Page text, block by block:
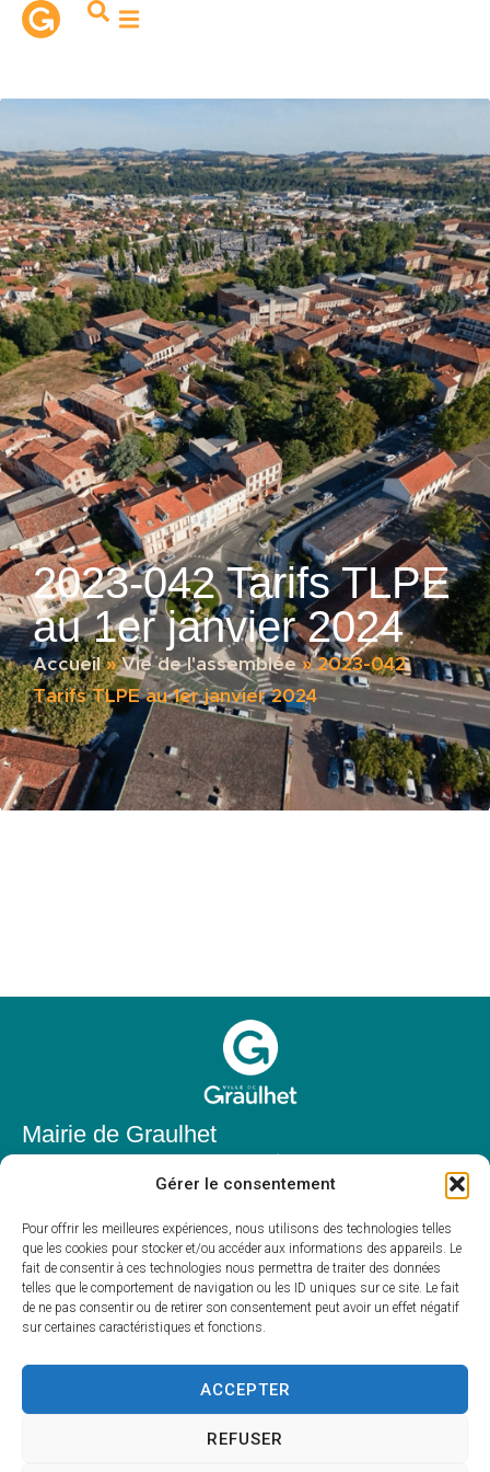
Gérer le consentement
Pour offrir les meilleures expériences, nous utilisons des technologies telles
que les cookies pour stocker et/ou accéder aux informations des appareils. Le
fait de consentir à ces technologies nous permettra de traiter des données
telles que le comportement de navigation ou les ID uniques sur ce site. Le fait
de ne pas consentir ou de retirer son consentement peut avoir un effet négatif
sur certaines caractéristiques et fonctions.
ACCEPTER
REFUSER
principal
2023-042 Tarifs TLPE
au 1er janvier 2024
Accueil»Vie de l'assemblée»2023-042
Tarifs TLPE au 1er janvier 2024
Mairie de Graulhet
81300 Graulhet
05 63 42 85 50
mairie@mairie-graulhet.fr
Horaires d'ouverture
Du lundi au vendredi :